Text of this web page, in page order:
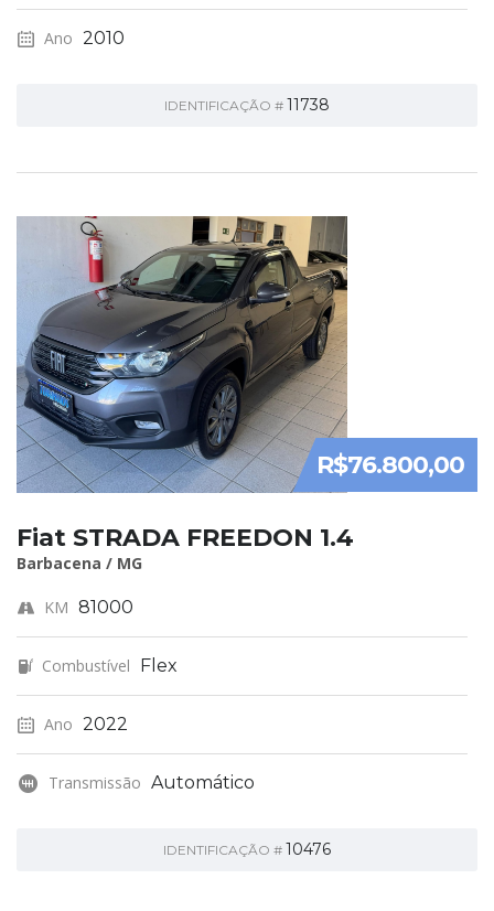
Ano 2010
IDENTIFICAÇÃO # 11738
R$76.800,00
Fiat STRADA FREEDON 1.4
Barbacena / MG
KM 81000
Combustível Flex
Ano 2022
Transmissão Automático
IDENTIFICAÇÃO # 10476